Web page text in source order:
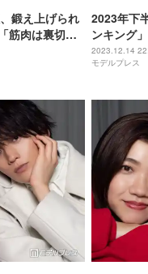
鍛え上げられ
筋肉は裏切ら
2023年下
ンキング
2023.12.14
モデルプレス